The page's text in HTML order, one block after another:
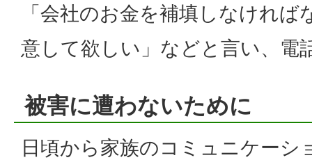
「会社のお金を補填しなけれ
意して欲しい」などと言い、電
被害に遭わないために
日頃から家族のコミュニケーシ